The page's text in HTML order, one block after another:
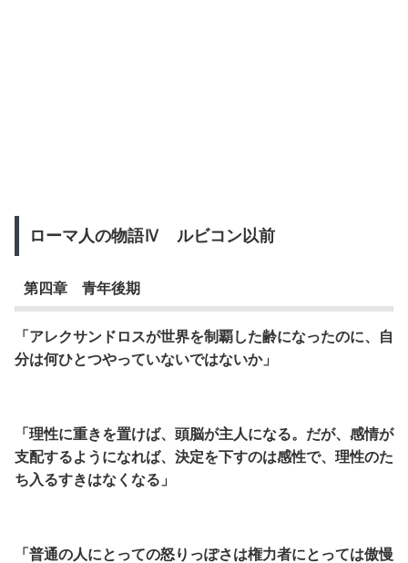
ローマ人の物語Ⅳ ルビコン以前
第四章 青年後期
「アレクサンドロスが世界を制覇した齢になったのに、自
分は何ひとつやっていないではないか」
「理性に重きを置けば、頭脳が主人になる。 だが、感情が
支配するようになれば、決定を下すのは感性で、理性のた
ち入るすきはなくなる」
「普通の人にとっての怒りっぽさは権力者にとっては傲慢